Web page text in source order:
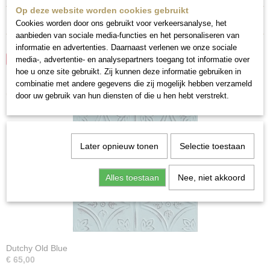
Reacties
Save
Ook interessant
Dutchy Old Blue
€ 65,00
Op deze website worden cookies gebruikt
Cookies worden door ons gebruikt voor verkeersanalyse, het
aanbieden van sociale media-functies en het personaliseren van
informatie en advertenties. Daarnaast verlenen we onze sociale
media-, advertentie- en analysepartners toegang tot informatie over
hoe u onze site gebruikt. Zij kunnen deze informatie gebruiken in
combinatie met andere gegevens die zij mogelijk hebben verzameld
door uw gebruik van hun diensten of die u hen hebt verstrekt.
Later opnieuw tonen Selectie toestaan
Alles toestaan Nee, niet akkoord